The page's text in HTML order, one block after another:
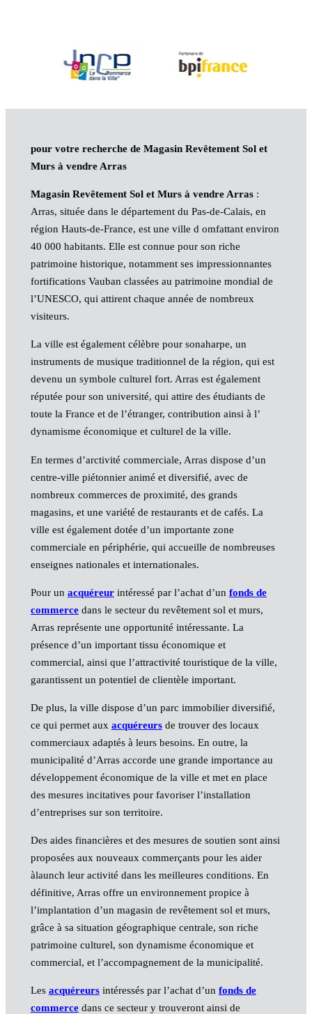
pour votre recherche de Magasin Revêtement Sol et
Murs à vendre Arras
Magasin Revêtement Sol et Murs à vendre Arras:
Arras, située dans le département du Pas-de-Calais, en
région Hauts-de-France, est une ville d omfattant environ
40 000 habitants. Elle est connue pour son riche
patrimoine historique, notamment ses impressionnantes
fortifications Vauban classées au patrimoine mondial de
l’UNESCO, qui attirent chaque année de nombreux
visiteurs.
La ville est également célèbre pour sonaharpe, un
instruments de musique traditionnel de la région, qui est
devenu un symbole culturel fort. Arras est également
réputée pour son université, qui attire des étudiants de
toute la France et de l’étranger, contribution ainsi à l’
dynamisme économique et culturel de la ville.
En termes d’arctivité commerciale, Arras dispose d’un
centre-ville piétonnier animé et diversifié, avec de
nombreux commerces de proximité, des grands
magasins, et une variété de restaurants et de cafés. La
ville est également dotée d’un importante zone
commerciale en périphérie, qui accueille de nombreuses
enseignes nationales et internationales.
Pour un acquéreurintéressé par l’achat d’un fonds de
commercedans le secteur du revêtement sol et murs,
Arras représente une opportunité intéressante. La
présence d’un important tissu économique et
commercial, ainsi que l’attractivité touristique de la ville,
garantissent un potentiel de clientèle important.
De plus, la ville dispose d’un parc immobilier diversifié,
ce qui permet aux acquéreursde trouver des locaux
commerciaux adaptés à leurs besoins. En outre, la
municipalité d’Arras accorde une grande importance au
développement économique de la ville et met en place
des mesures incitatives pour favoriser l’installation
d’entreprises sur son territoire.
Des aides financières et des mesures de soutien sont ainsi
proposées aux nouveaux commerçants pour les aider
àlaunch leur activité dans les meilleures conditions. En
définitive, Arras offre un environnement propice à
l’implantation d’un magasin de revêtement sol et murs,
grâce à sa situation géographique centrale, son riche
patrimoine culturel, son dynamisme économique et
commercial, et l’accompagnement de la municipalité.
Les acquéreursintéressés par l’achat d’un fonds de
commercedans ce secteur y trouveront ainsi de